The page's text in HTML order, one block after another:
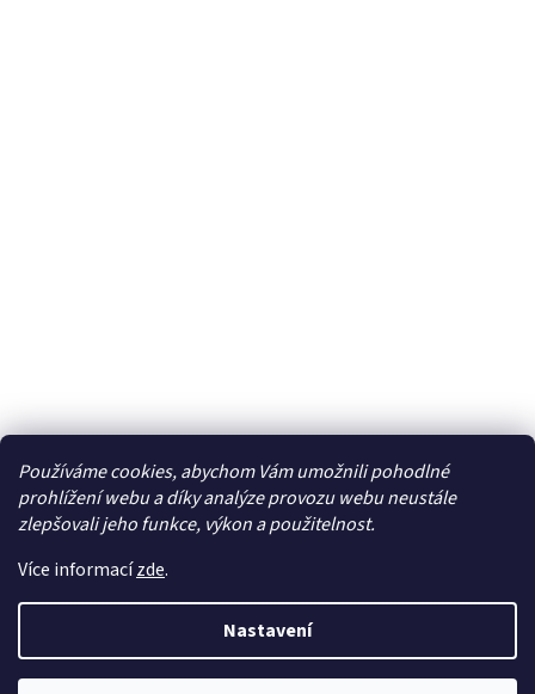
Používáme cookies, abychom Vám umožnili pohodlné
prohlížení webu a díky analýze provozu webu neustále
zlepšovali jeho funkce, výkon a použitelnost.
Více informacízde.
Nastavení
Facebook
Vytvořil Shoptet
Copyright 2026Elcar - elektrospecialista - RC modely,
autorádia, navigace, alarmy, domácí audio. Všechna